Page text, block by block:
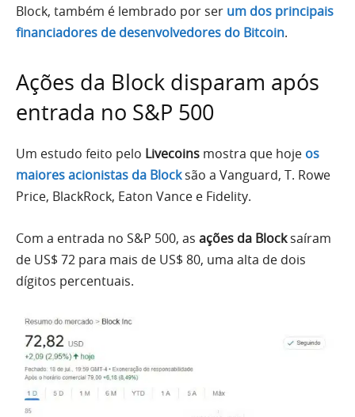
Block, também é lembrado por ser um dos principais
financiadores de desenvolvedores do Bitcoin.
Ações da Block disparam após
entrada no S&P 500
Um estudo feito pelo Livecoins mostra que hoje os
maiores acionistas da Blocksão a Vanguard, T. Rowe
Price, BlackRock, Eaton Vance e Fidelity.
Com a entrada no S&P 500, as ações da Blocksaíram
de US$ 72 para mais de US$ 80, uma alta de dois
dígitos percentuais.